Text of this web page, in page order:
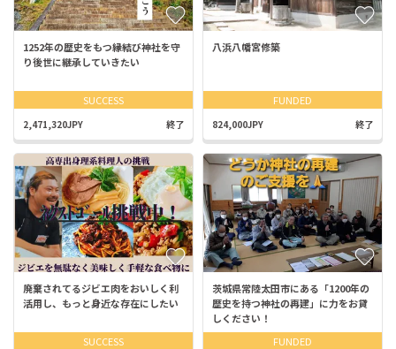
1252年の歴史をもつ縁結び神社を守
り後世に継承していきたい
SUCCESS
2,471,320JPY 終了
八浜八幡宮修築
FUNDED
824,000JPY 終了
廃棄されてるジビエ肉をおいしく利
活用し、もっと身近な存在にしたい
SUCCESS
茨城県常陸太田市にある「1200年の
歴史を持つ神社の再建」に力をお貸
しください！
FUNDED